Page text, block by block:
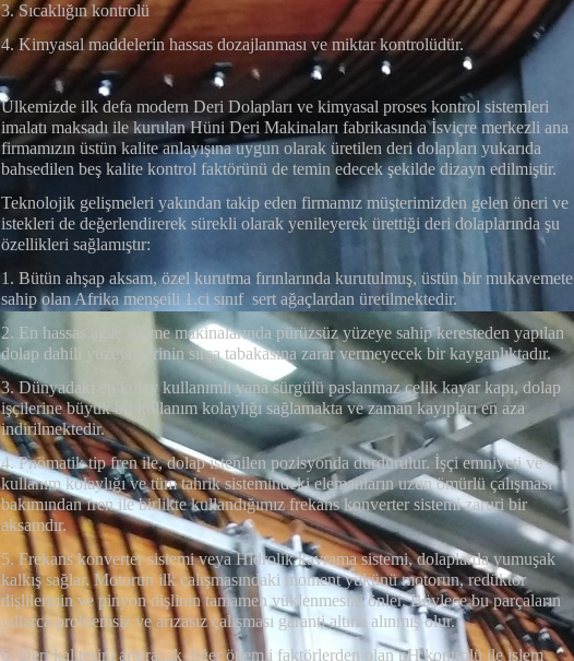
3. Sıcaklığın kontrolü
4. Kimyasal maddelerin hassas dozajlanması ve miktar kontrolüdür.
Ülkemizde ilk defa modern Deri Dolapları ve kimyasal proses kontrol sistemleri
imalatı maksadı ile kurulan Hüni Deri Makinaları fabrikasında İsviçre merkezli ana
firmamızın üstün kalite anlayışına uygun olarak üretilen deri dolapları yukarıda
bahsedilen beş kalite kontrol faktörünü de temin edecek şekilde dizayn edilmiştir.
Teknolojik gelişmeleri yakından takip eden firmamız müşterimizden gelen öneri ve
istekleri de değerlendirerek sürekli olarak yenileyerek ürettiği deri dolaplarında şu
özellikleri sağlamıştır:
1. Bütün ahşap aksam, özel kurutma fırınlarında kurutulmuş, üstün bir mukavemete
sahip olan Afrika menşeili 1.ci sınıf sert ağaçlardan üretilmektedir.
2. En hassas ağaç işleme makinalarında pürüzsüz yüzeye sahip keresteden yapılan
dolap dahili yüzeyi derinin sırça tabakasına zarar vermeyecek bir kayganlıktadır.
3. Dünyadaki en kolay kullanımlı yana sürgülü paslanmaz çelik kayar kapı, dolap
işçilerine büyük bir kullanım kolaylığı sağlamakta ve zaman kayıpları en aza
indirilmektedir.
4. Pnömatik tip fren ile, dolap istenilen pozisyonda durdurulur. İşçi emniyeti ve
kullanım kolaylığı ve tüm tahrik sistemindeki elemanların uzun ömürlü çalışması
bakımından fren ile birlikte kullandığımız frekans konverter sistemi zaruri bir
aksamdır.
5. Frekans konverter sistemi veya Hidrolik kavrama sistemi, dolaplarda yumuşak
kalkış sağlar. Motorun ilk çalışmasındaki moment yükünü motorun, redüktör
dişlilerinin ve pinyon dişlinin tamamen yüklenmesini önler. Böylece bu parçaların
yıllarca problemsiz ve arızasız çalışması garanti altına alınmış olur.
6. Deri kalitesini arttıracak diğer önemli faktörlerden olan pH kontrolü ile işlem